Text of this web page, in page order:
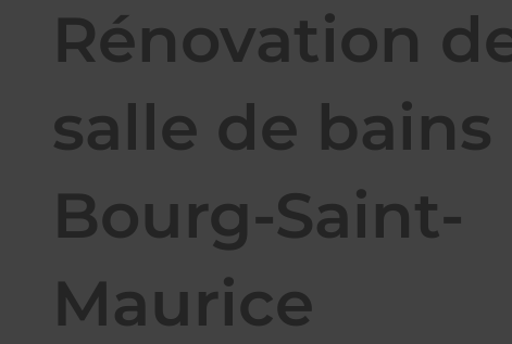
Rénovation
salle de bains
Bourg-Saint-
Maurice